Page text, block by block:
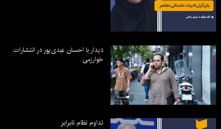
دیدار با احسان عبدی‌پور در انتشارات
خوارزمی
تداوم نظام نابرابر